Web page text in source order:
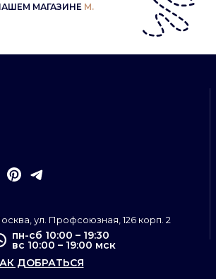
МАГАЗИНЕ М.
ул. Профсоюзная, 126 корп. 2
пн-сб 10:00 – 19:30
вс 10:00 – 19:00 мск
ДОБРАТЬСЯ